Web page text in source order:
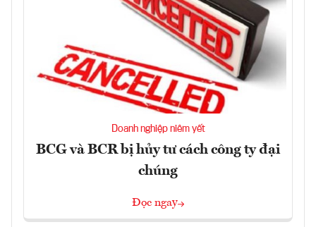
Doanh nghiệp niêm yết
BCG và BCR bị hủy tư cách công ty đại
chúng
Đọc ngay